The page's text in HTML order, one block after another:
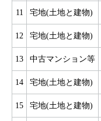
11 宅地(土地と建物)
12 宅地(土地と建物)
13 中古マンション等
14 宅地(土地と建物)
15 宅地(土地と建物)